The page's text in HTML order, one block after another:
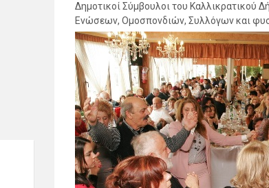
Δημοτικοί Σύμβουλοι του Καλλικρατικού
Ενώσεων, Ομοσπονδιών, Συλλόγων και